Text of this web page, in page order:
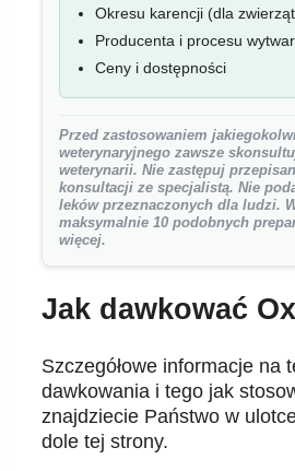
Okresu karencji (dla
Producenta i procesu
Ceny i dostępności
Przed zastosowaniem
weterynaryjnego zawsze
weterynarii. Nie zastępuj
konsultacji ze specjalistą. Nie
leków przeznaczonych dla ludzi.
maksymalnie 10 podobnych
więcej.
Jak dawkować
Szczegółowe informacje na
dawkowania i tego jak
znajdziecie Państwo w
dole tej strony.